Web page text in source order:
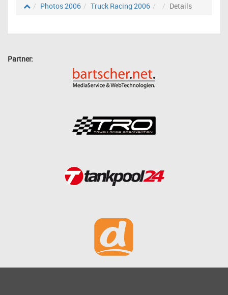
Photos 2006 Truck Racing 2006 Details
Partner: